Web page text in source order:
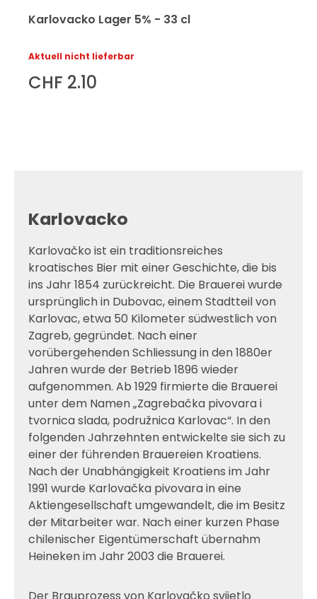
Karlovacko Lager 5% - 33 cl
Aktuell nicht lieferbar
CHF 2.10
Karlovacko
Karlovačko ist ein traditionsreiches
kroatisches Bier mit einer Geschichte, die bis
ins Jahr 1854 zurückreicht. Die Brauerei wurde
ursprünglich in Dubovac, einem Stadtteil von
Karlovac, etwa 50 Kilometer südwestlich von
Zagreb, gegründet. Nach einer
vorübergehenden Schliessung in den 1880er
Jahren wurde der Betrieb 1896 wieder
aufgenommen. Ab 1929 firmierte die Brauerei
unter dem Namen „Zagrebačka pivovara i
tvornica slada, podružnica Karlovac“. In den
folgenden Jahrzehnten entwickelte sie sich zu
einer der führenden Brauereien Kroatiens.
Nach der Unabhängigkeit Kroatiens im Jahr
1991 wurde Karlovačka pivovara in eine
Aktiengesellschaft umgewandelt, die im Besitz
der Mitarbeiter war. Nach einer kurzen Phase
chilenischer Eigentümerschaft übernahm
Heineken im Jahr 2003 die Brauerei.